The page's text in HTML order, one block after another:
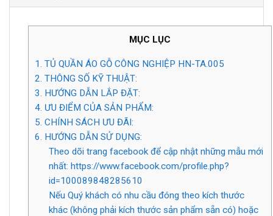
MỤC LỤC
1. TỦ QUẦN ÁO GỖ CÔNG NGHIỆP HN-TA.005
2. THÔNG SỐ KỸ THUẬT:
3. HƯỚNG DẪN LẮP ĐẶT:
4. ƯU ĐIỂM CỦA SẢN PHẨM:
5. CHÍNH SÁCH ƯU ĐÃI:
6. HƯỚNG DẪN SỬ DỤNG:
Theo dõi trang facebook để cập nhật những mẫu mới
nhất: https://www.facebook.com/profile.php?
id=100089848285610
Nếu Quý khách có nhu cầu đóng theo kích thước
khác (không phải kích thước sản phẩm sẵn có) hoặc